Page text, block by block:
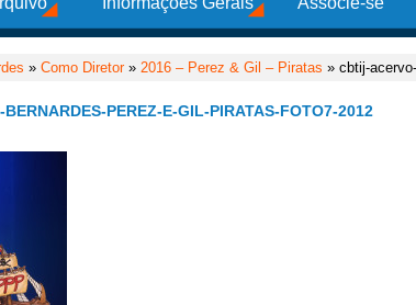
» Como Diretor» 2016 – Perez & Gil – Piratas » cbtij-
PEREZ-E-GIL-PIRATAS-FOTO7-2012